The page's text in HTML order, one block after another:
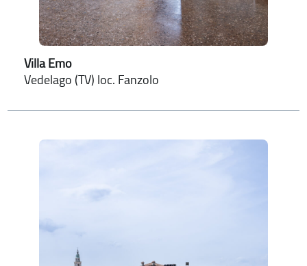
Villa Emo
Vedelago (TV) loc. Fanzolo